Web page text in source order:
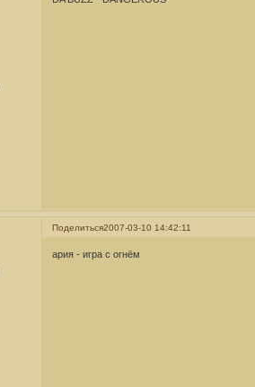
Поделиться2007-03-10 14:42:11
ария - игра с огнём